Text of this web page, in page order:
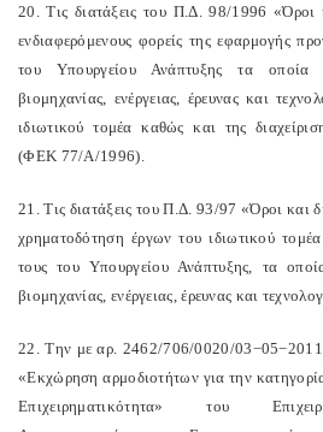
20. Τις διατάξεις του Π.Δ. 98/1996 «Όροι
ενδιαφερόμενους φορείς της εφαρμογής
του Υπουργείου Ανάπτυξης τα οποία
βιομηχανίας, ενέργειας, έρευνας και
ιδιωτικού τομέα καθώς και της
(ΦΕΚ 77/Α/1996).
21. Τις διατάξεις του Π.Δ. 93/97 «Όροι και
χρηματοδότηση έργων του ιδιωτικού
τους του Υπουργείου Ανάπτυξης, τα
βιομηχανίας, ενέργειας, έρευνας και
22. Την με αρ. 2462/706/0020/03−05−2011
«Εκχώρηση αρμοδιοτήτων για την
Επιχειρηματικότητα» του